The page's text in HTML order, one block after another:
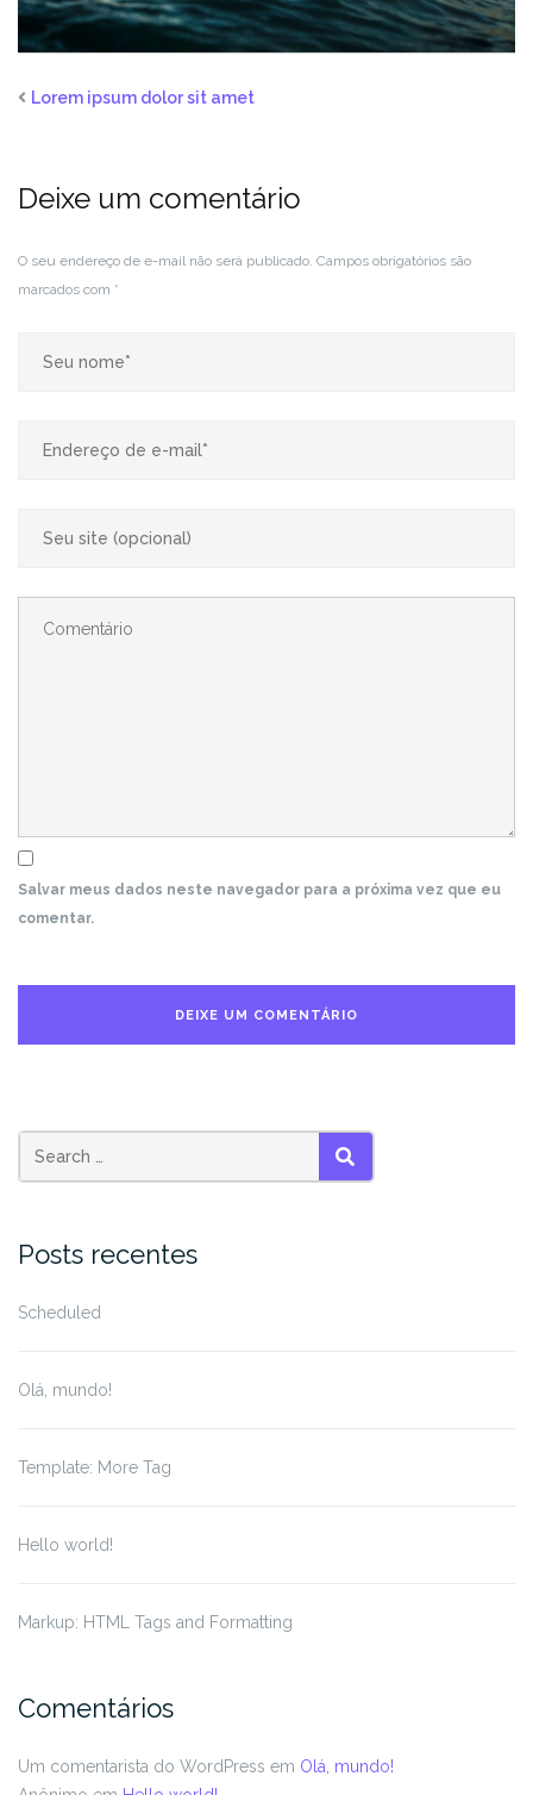
Lorem ipsum dolor sit amet
Deixe um comentário
O seu endereço de e-mail não será publicado. Campos obrigatórios são
marcados com *
Salvar meus dados neste navegador para a próxima vez que eu
comentar.
SEARCH
Posts recentes
Scheduled
Olá, mundo!
Template: More Tag
Hello world!
Markup: HTML Tags and Formatting
Comentários
Um comentarista do WordPress em Olá, mundo!